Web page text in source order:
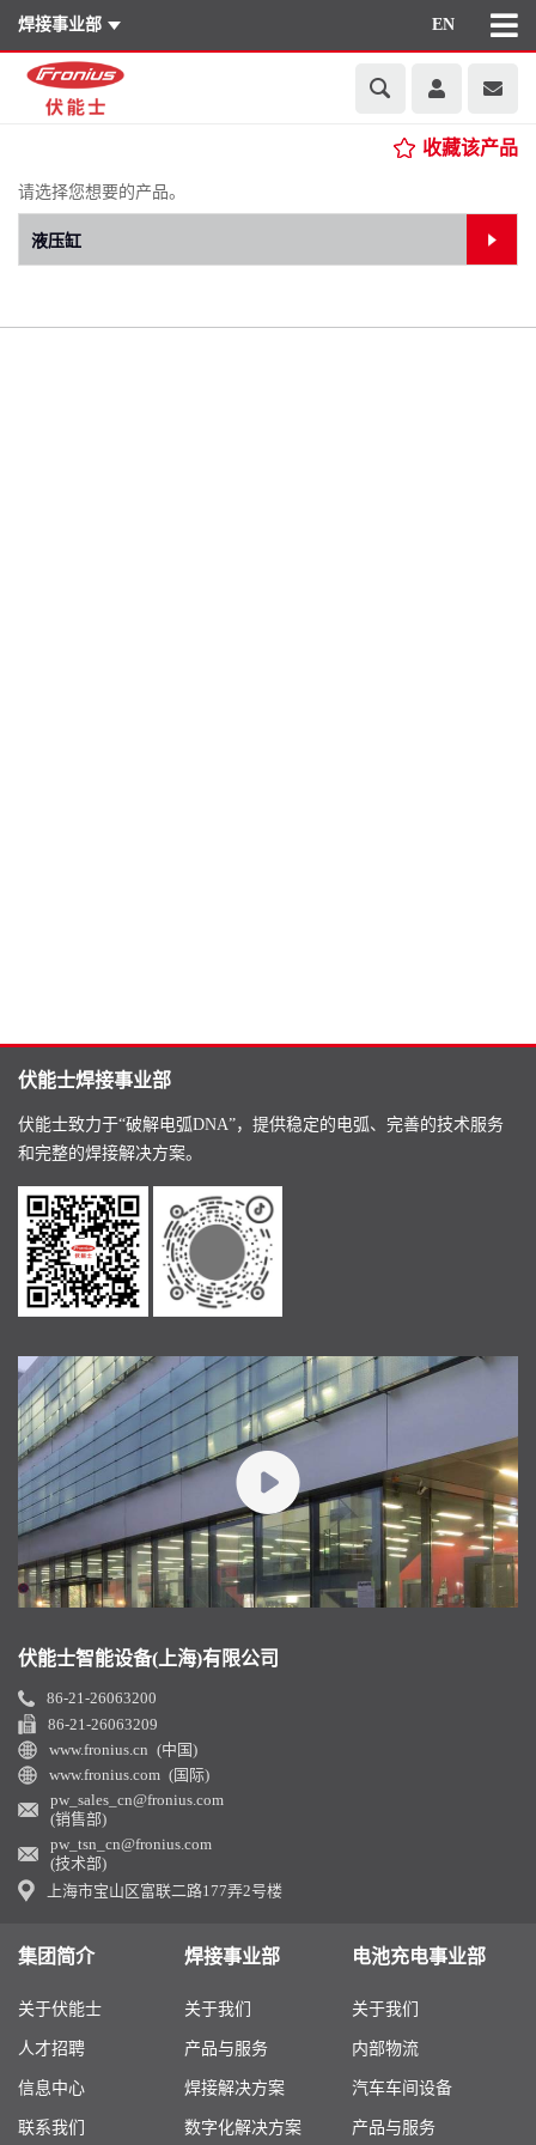
焊接事业部 EN
收藏该产品
请选择您想要的产品。
伏能士焊接事业部
伏能士致力于“破解电弧DNA”，提供稳定的电弧、完善的技术服务
和完整的焊接解决方案。
伏能士智能设备(上海)有限公司
86-21-26063200
86-21-26063209
www.fronius.cn (中国)
www.fronius.com (国际)
pw_sales_cn@fronius.com
(销售部)
pw_tsn_cn@fronius.com
(技术部)
上海市宝山区富联二路177弄2号楼
集团简介
关于伏能士
人才招聘
信息中心
联系我们
焊接事业部
关于我们
产品与服务
焊接解决方案
数字化解决方案
电池充电事业部
关于我们
内部物流
汽车车间设备
产品与服务